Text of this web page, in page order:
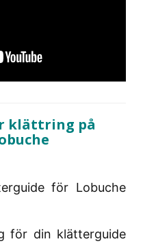
klättring på
för Lobuche
för din klätterguide